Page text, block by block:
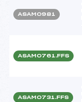
ASAM0981
ASAM0761.FFS
ASAM0731.FFS